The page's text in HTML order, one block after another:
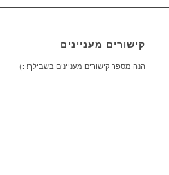
קישורים מעניינים
הנה מספר קישורים מעניינים בשבילך! :)